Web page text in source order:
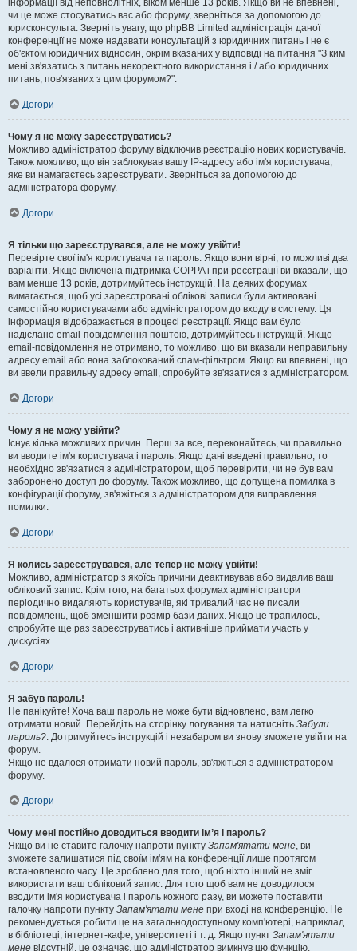
інформації від неповнолітніх, віком менше 13 років. Якщо ви не впевнені,
чи це може стосуватись вас або форуму, зверніться за допомогою до
юрисконсульта. Зверніть увагу, що phpBB Limited адміністрація даної
конференції не може надавати консультацій з юридичних питань і не є
об'єктом юридичних відносин, окрім вказаних у відповіді на питання "З ким
мені зв'язатись з питань некоректного використання і / або юридичних
питань, пов'язаних з цим форумом?".
Догори
Чому я не можу зареєструватись?
Можливо адміністратор форуму відключив реєстрацію нових користувачів.
Також можливо, що він заблокував вашу IP-адресу або ім'я користувача,
яке ви намагаєтесь зареєструвати. Зверніться за допомогою до
адміністратора форуму.
Догори
Я тільки що зареєструвався, але не можу увійти!
Перевірте свої ім'я користувача та пароль. Якщо вони вірні, то можливі два
варіанти. Якщо включена підтримка COPPA і при реєстрації ви вказали, що
вам менше 13 років, дотримуйтесь інструкцій. На деяких форумах
вимагається, щоб усі зареєстровані облікові записи були активовані
самостійно користувачами або адміністратором до входу в систему. Ця
інформація відображається в процесі реєстрації. Якщо вам було
надіслано email-повідомлення поштою, дотримуйтесь інструкцій. Якщо
email-повідомлення не отримано, то можливо, що ви вказали неправильну
адресу email або вона заблокований спам-фільтром. Якщо ви впевнені, що
ви ввели правильну адресу email, спробуйте зв'язатися з адміністратором.
Догори
Чому я не можу увійти?
Існує кілька можливих причин. Перш за все, переконайтесь, чи правильно
ви вводите ім'я користувача і пароль. Якщо дані введені правильно, то
необхідно зв'язатися з адміністратором, щоб перевірити, чи не був вам
заборонено доступ до форуму. Також можливо, що допущена помилка в
конфігурації форуму, зв'яжіться з адміністратором для виправлення
помилки.
Догори
Я колись зареєструвався, але тепер не можу увійти!
Можливо, адміністратор з якоїсь причини деактивував або видалив ваш
обліковий запис. Крім того, на багатьох форумах адміністратори
періодично видаляють користувачів, які тривалий час не писали
повідомлень, щоб зменшити розмір бази даних. Якщо це трапилось,
спробуйте ще раз зареєструватись і активніше приймати участь у
дискусіях.
Догори
Я забув пароль!
Не панікуйте! Хоча ваш пароль не може бути відновлено, вам легко
отримати новий. Перейдіть на сторінку логування та натисніть Забули
пароль?. Дотримуйтесь інструкцій і незабаром ви знову зможете увійти на
форум.
Якщо не вдалося отримати новий пароль, зв'яжіться з адміністратором
форуму.
Догори
Чому мені постійно доводиться вводити ім’я і пароль?
Якщо ви не ставите галочку напроти пункту Запам'ятати мене, ви
зможете залишатися під своїм ім'ям на конференції лише протягом
встановленого часу. Це зроблено для того, щоб ніхто інший не зміг
використати ваш обліковий запис. Для того щоб вам не доводилося
вводити ім'я користувача і пароль кожного разу, ви можете поставити
галочку напроти пункту Запам'ятати мене при вході на конференцію. Не
рекомендується робити це на загальнодоступному комп'ютері, наприклад
в бібліотеці, інтернет-кафе, університеті і т. д. Якщо пункт Запам'ятати
мене відсутній, це означає, що адміністратор вимкнув цю функцію.